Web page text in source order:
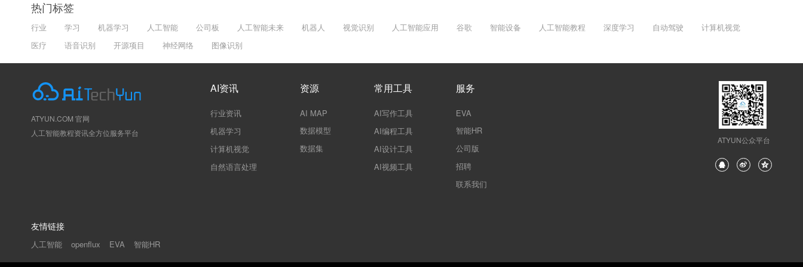
热门标签
行业 学习 机器学习 人工智能 公司板 人工智能未来 机器人 视觉识别 人工智能应用 谷歌 智能设备 人工智能教程 深度学习 自动驾驶
计算机视觉
医疗
语音识别 开源项目 神经网络 图像识别
ATYUN.COM 官网
人工智能教程资讯全方位服务平台
AI资讯
行业资讯
机器学习
计算机视觉
自然语言处理
资源
AI MAP
数据模型
数据集
常用工具
AI写作工具
AI编程工具
AI设计工具
AI视频工具
服务
EVA
智能HR
公司版
招聘
联系我们
ATYUN公众平台
友情链接
人工智能 openflux EVA 智能HR